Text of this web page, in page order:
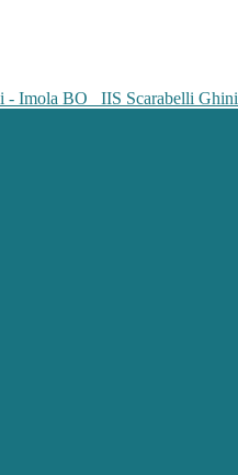
IIS Scarabelli Ghini